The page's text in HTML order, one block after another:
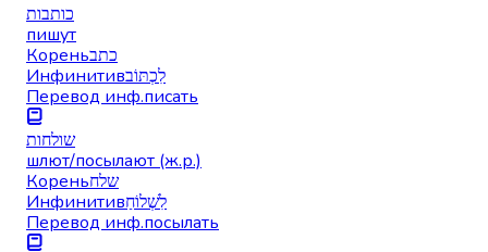
כותבות
пишут
Кореньכתב
Инфинитивלִכְתּוֹב
Перевод инф.писать
שולחות
шлют/посылают (ж.р.)
Кореньשלח
Инфинитивלִשְׁלוֹחַ
Перевод инф.посылать